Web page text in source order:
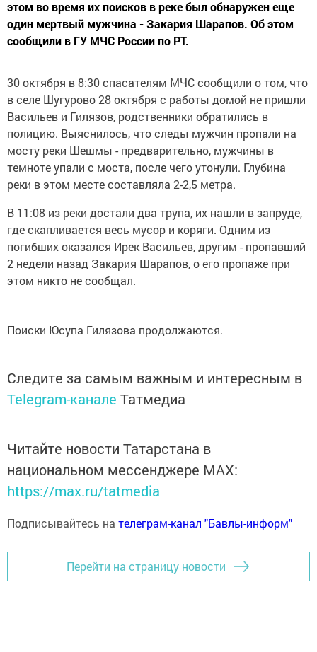
этом во время их поисков в реке был обнаружен еще
один мертвый мужчина - Закария Шарапов. Об этом
сообщили в ГУ МЧС России по РТ.
30 октября в 8:30 спасателям МЧС сообщили о том, что
в селе Шугурово 28 октября с работы домой не пришли
Васильев и Гилязов, родственники обратились в
полицию. Выяснилось, что следы мужчин пропали на
мосту реки Шешмы - предварительно, мужчины в
темноте упали с моста, после чего утонули. Глубина
реки в этом месте составляла 2-2,5 метра.
В 11:08 из реки достали два трупа, их нашли в запруде,
где скапливается весь мусор и коряги. Одним из
погибших оказался Ирек Васильев, другим - пропавший
2 недели назад Закария Шарапов, о его пропаже при
этом никто не сообщал.
Поиски Юсупа Гилязова продолжаются.
Следите за самым важным и интересным в
Telegram-канале Татмедиа
Читайте новости Татарстана в
национальном мессенджере MАХ:
https://max.ru/tatmedia
Подписывайтесь на телеграм-канал "Бавлы-информ"
Перейти на страницу новости